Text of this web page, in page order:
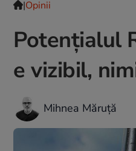
|Opinii
Potențialul
e vizibil,
Mihnea Măruță